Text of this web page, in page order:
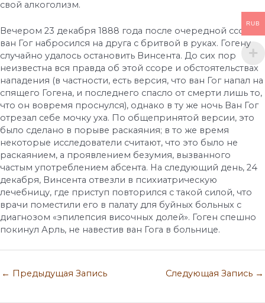
свой алкоголизм.
Вечером 23 декабря 1888 года после очередной ссоры
ван Гог набросился на друга с бритвой в руках. Гогену
случайно удалось остановить Винсента. До сих пор
неизвестна вся правда об этой ссоре и обстоятельствах
нападения (в частности, есть версия, что ван Гог напал на
спящего Гогена, и последнего спасло от смерти лишь то,
что он вовремя проснулся), однако в ту же ночь Ван Гог
отрезал себе мочку уха. По общепринятой версии, это
было сделано в порыве раскаяния; в то же время
некоторые исследователи считают, что это было не
раскаянием, а проявлением безумия, вызванного
частым употреблением абсента. На следующий день, 24
декабря, Винсента отвезли в психиатрическую
лечебницу, где приступ повторился с такой силой, что
врачи поместили его в палату для буйных больных с
диагнозом «эпилепсия височных долей». Гоген спешно
покинул Арль, не навестив ван Гога в больнице.
← Предыдущая Запись Следующая Запись →
RUB